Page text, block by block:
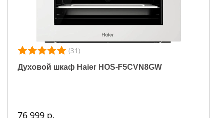
(31)
Духовой шкаф Haier HOS-F5CVN8GW
76 999 р.